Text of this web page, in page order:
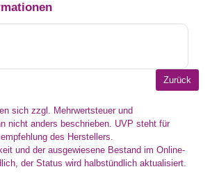
sich zzgl. Mehrwertsteuer und
nicht anders beschrieben. UVP steht für
des Herstellers.
und der ausgewiesene Bestand im Online-
der Status wird halbstündlich aktualisiert.